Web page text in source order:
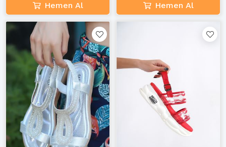
Hemen Al Hemen Al